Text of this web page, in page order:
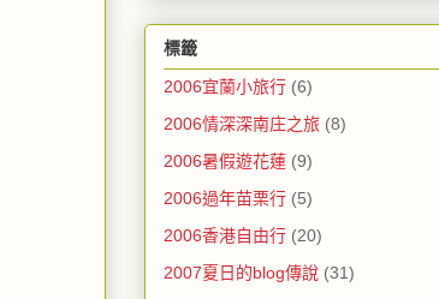
標籤
2006宜蘭小旅行 (6)
2006情深深南庄之旅 (8)
2006暑假遊花蓮 (9)
2006過年苗栗行 (5)
2006香港自由行 (20)
2007夏日的blog傳說 (31)